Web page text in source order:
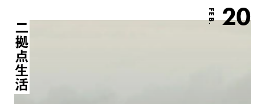
FEB. 20
二拠点生活